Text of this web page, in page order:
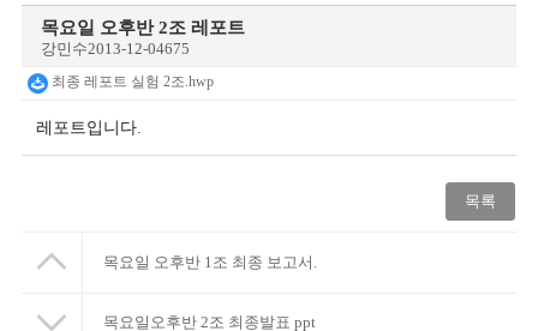
목요일 오후반 2조 레포트
강민수2013-12-04675
최종 레포트 실험 2조.hwp
레포트입니다.
목록
목요일 오후반 1조 최종 보고서.
목요일오후반 2조 최종발표 ppt